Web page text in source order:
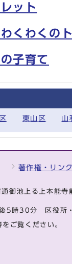
ット
くわくの
子育て
東山区 山
著作権・リン
御池上る上本能
後5時30分 区役所
ご覧ください。